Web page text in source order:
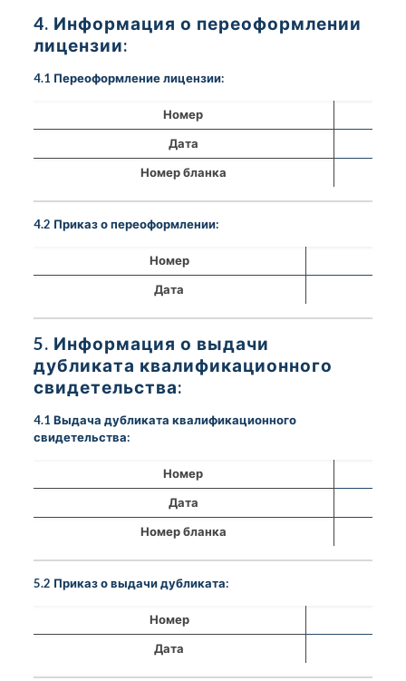
4. Информация о переоформлении
лицензии:
4.1 Переоформление лицензии:
Номер
Дата
Номер бланка
4.2 Приказ о переоформлении:
Номер
Дата
5. Информация о выдачи
дубликата квалификационного
свидетельства:
4.1 Выдача дубликата квалификационного
свидетельства:
Номер
Дата
Номер бланка
5.2 Приказ о выдачи дубликата:
Номер
Дата